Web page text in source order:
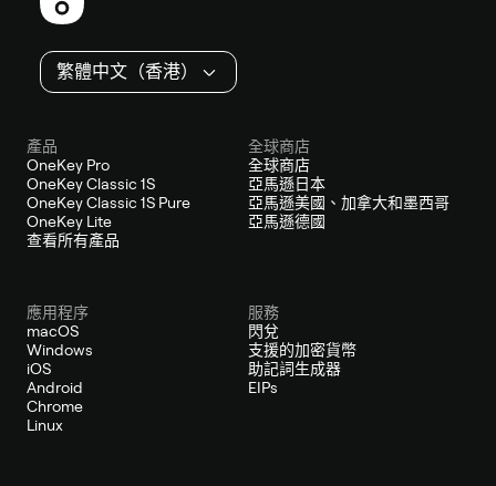
繁體中文（香港）
產品
OneKey Pro
OneKey Classic 1S
OneKey Classic 1S Pure
OneKey Lite
查看所有產品
全球商店
全球商店
亞馬遜日本
亞馬遜美國、加拿大和墨西哥
亞馬遜德國
應用程序
macOS
Windows
iOS
Android
Chrome
Linux
服務
閃兌
支援的加密貨幣
助記詞生成器
EIPs